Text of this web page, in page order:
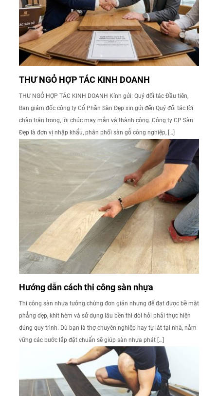
THƯ NGỎ HỢP TÁC KINH DOANH
THƯ NGỎ HỢP TÁC KINH DOANH Kính gửi: Quý đối tác Đầu tiên,
Ban giám đốc công ty Cổ Phần Sàn Đẹp xin gửi đến Quý đối tác lời
chào trân trọng, lời chúc may mắn và thành công. Công ty CP Sàn
Đẹp là đơn vị nhập khẩu, phân phối sàn gỗ công nghiệp, […]
Hướng dẫn cách thi công sàn nhựa
Thi công sàn nhựa tưởng chừng đơn giản nhưng để đạt được bề mặt
phẳng đẹp, khít hèm và sử dụng lâu bền thì đòi hỏi phải thực hiện
đúng quy trình. Dù bạn là thợ chuyên nghiệp hay tự lát tại nhà, nắm
vững các bước lắp đặt chuẩn sẽ giúp sàn nhựa phát […]